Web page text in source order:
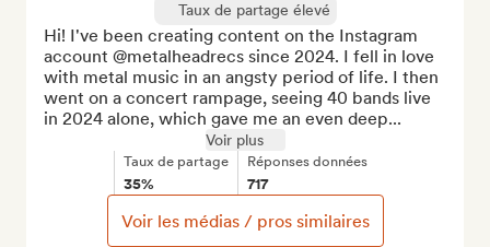
Taux de partage élevé
Hi! I've been creating content on the Instagram
account @metalheadrecs since 2024. I fell in love
with metal music in an angsty period of life. I then
went on a concert rampage, seeing 40 bands live
in 2024 alone, which gave me an even deep...
Voir plus
Taux de partage
35%
Réponses données
717
Voir les médias / pros similaires